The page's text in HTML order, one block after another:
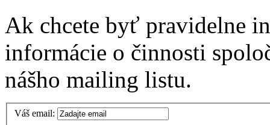
Ak chcete byť pravidelne
informácie o činnosti
nášho mailing listu.
Váš email: